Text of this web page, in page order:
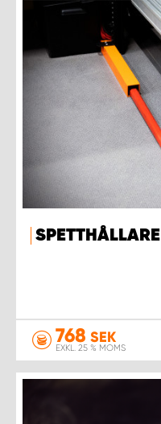
SPETTHÅLLARE
768 SEK
EXKL. 25 % MOMS